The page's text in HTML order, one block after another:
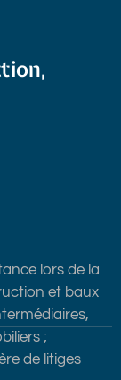
lors de la
et baux
;
de litiges